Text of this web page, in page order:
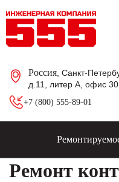
Россия , Санкт-
д.11, литер А, офис
+7 (800) 555-89-01
Ремонт